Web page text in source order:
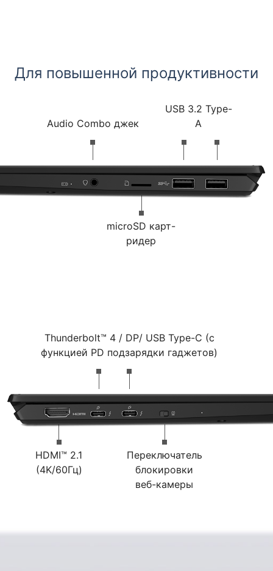
Для повышенной продуктивности
USB 3.2 Type-
A
microSD карт-
ридер
Audio Combo джек
HDMI™ 2.1
(4K/60Гц)
Переключатель
блокировки
веб-камеры
Thunderbolt™ 4 / DP/ USB Type-C (с
функцией PD подзарядки гаджетов)